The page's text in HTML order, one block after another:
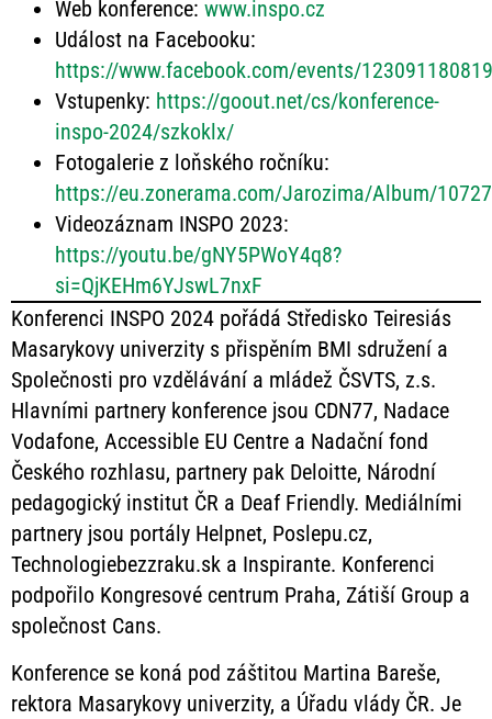
Web konference: www.inspo.cz
Událost na Facebooku:
https://www.facebook.com/events/
Vstupenky: https://goout.net/cs/konference-
inspo-2024/szkoklx/
Fotogalerie z loňského ročníku:
https://eu.zonerama.com/Jarozima/Album/
Videozáznam INSPO 2023:
https://youtu.be/gNY5PWoY4q8?
si=QjKEHm6YJswL7nxF
Konferenci INSPO 2024 pořádá Středisko Teiresiás
Masarykovy univerzity s přispěním BMI sdružení a
Společnosti pro vzdělávání a mládež ČSVTS, z.s.
Hlavními partnery konference jsou CDN77, Nadace
Vodafone, Accessible EU Centre a Nadační fond
Českého rozhlasu, partnery pak Deloitte, Národní
pedagogický institut ČR a Deaf Friendly. Mediálními
partnery jsou portály Helpnet, Poslepu.cz,
Technologiebezzraku.sk a Inspirante. Konferenci
podpořilo Kongresové centrum Praha, Zátiší Group a
společnost Cans.
Konference se koná pod záštitou Martina Bareše,
rektora Masarykovy univerzity, a Úřadu vlády ČR. Je